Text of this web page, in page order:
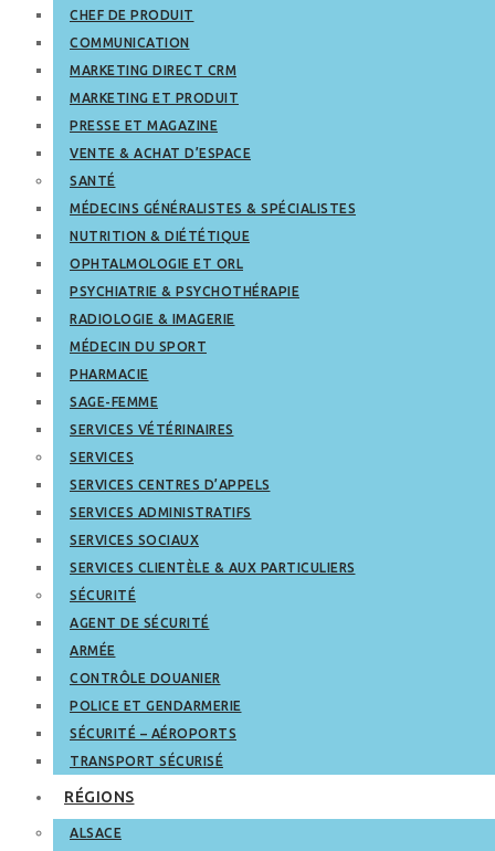
CHEF DE PRODUIT
COMMUNICATION
MARKETING DIRECT CRM
MARKETING ET PRODUIT
PRESSE ET MAGAZINE
VENTE & ACHAT D’ESPACE
SANTÉ
MÉDECINS GÉNÉRALISTES & SPÉCIALISTES
NUTRITION & DIÉTÉTIQUE
OPHTALMOLOGIE ET ORL
PSYCHIATRIE & PSYCHOTHÉRAPIE
RADIOLOGIE & IMAGERIE
MÉDECIN DU SPORT
PHARMACIE
SAGE-FEMME
SERVICES VÉTÉRINAIRES
SERVICES
SERVICES CENTRES D’APPELS
SERVICES ADMINISTRATIFS
SERVICES SOCIAUX
SERVICES CLIENTÈLE & AUX PARTICULIERS
SÉCURITÉ
AGENT DE SÉCURITÉ
ARMÉE
CONTRÔLE DOUANIER
POLICE ET GENDARMERIE
SÉCURITÉ – AÉROPORTS
TRANSPORT SÉCURISÉ
RÉGIONS
ALSACE